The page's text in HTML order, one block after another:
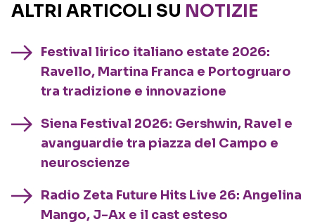
ALTRI ARTICOLI SU NOTIZIE
Festival lirico italiano estate 2026:
Ravello, Martina Franca e Portogruaro
tra tradizione e innovazione
Siena Festival 2026: Gershwin, Ravel e
avanguardie tra piazza del Campo e
neuroscienze
Radio Zeta Future Hits Live 26: Angelina
Mango, J-Ax e il cast esteso